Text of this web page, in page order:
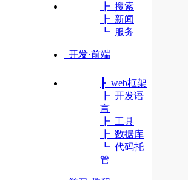
┣ 搜索
┣ 新闻
┗ 服务
开发·前端
┣ web框架
┣ 开发语
言
┣ 工具
┣ 数据库
┗ 代码托
管
TeamViewer
享誉全球的远程连接软件